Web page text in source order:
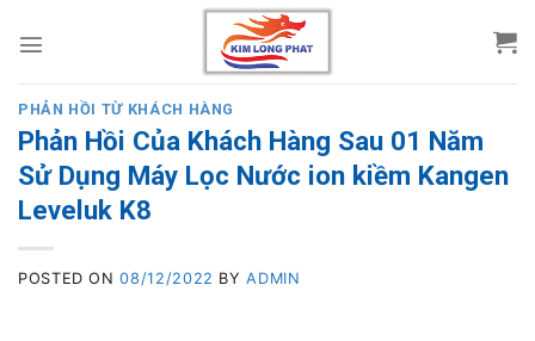
PHẢN HỒI TỪ KHÁCH HÀNG
Phản Hồi Của Khách Hàng Sau 01 Năm
Sử Dụng Máy Lọc Nước ion kiềm Kangen
Leveluk K8
POSTED ON08/12/2022 BYADMIN